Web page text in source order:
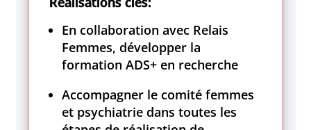
En collaboration avec Relais
Femmes, développer la
formation ADS+ en recherche
Accompagner le comité femmes
et psychiatrie dans toutes les